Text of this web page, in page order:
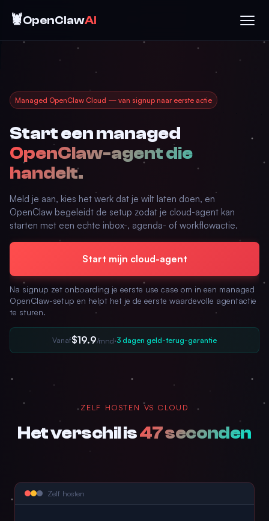
🦞OpenClawAI
Managed OpenClaw Cloud — van signup naar eerste actie
Start een managed
OpenClaw-agent die
handelt.
Meld je aan, kies het werk dat je wilt laten doen, en
OpenClaw begeleidt de setup zodat je cloud-agent kan
starten met een echte inbox-, agenda- of workflowactie.
Start mijn cloud-agent
Na signup zet onboarding je eerste use case om in een managed
OpenClaw-setup en helpt het je de eerste waardevolle agentactie
te sturen.
Vanaf$19.9/mnd·3 dagen geld-terug-garantie
ZELF HOSTEN VS CLOUD
Het verschil is47 seconden
Zelf hosten